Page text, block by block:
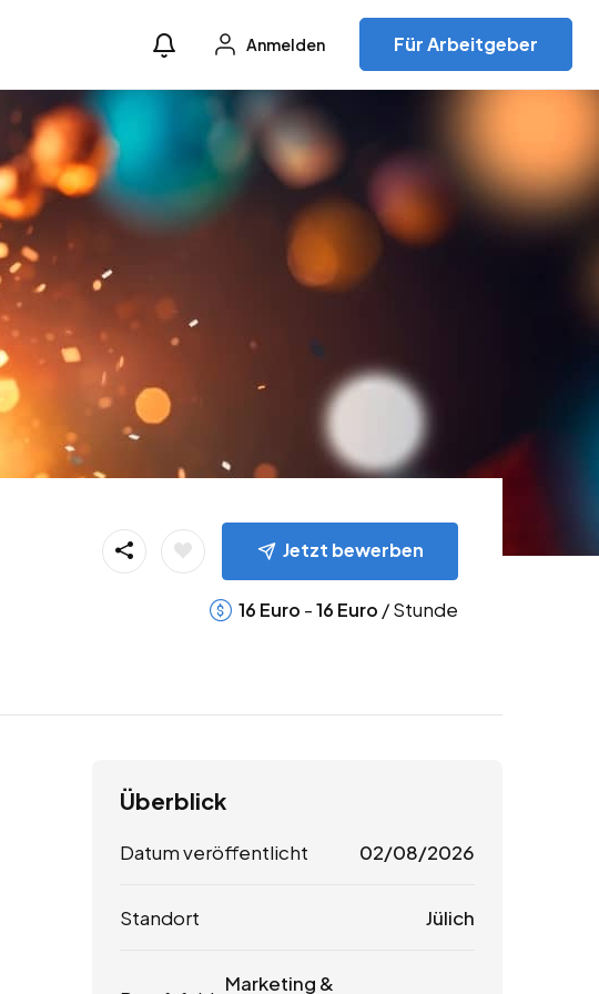
Anmelden Für Arbeitgeber
Jetzt bewerben
16 Euro -16 Euro / Stunde
Überblick
Datum veröffentlicht 02/08/2026
Standort Jülich
Marketing &